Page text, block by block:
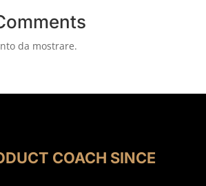
da mostrare.
COACH SINCE